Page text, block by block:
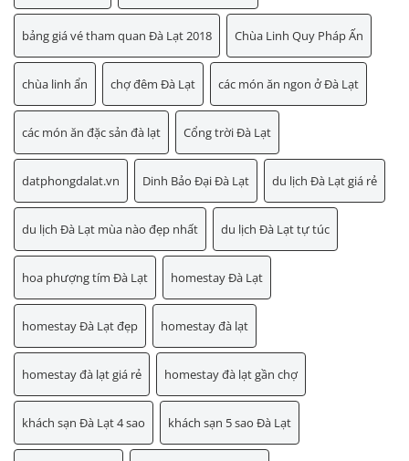
bảng giá vé tham quan Đà Lạt 2018 Chùa Linh Quy Pháp Ấn
chùa linh ẩn chợ đêm Đà Lạt các món ăn ngon ở Đà Lạt
các món ăn đặc sản đà lạt Cổng trời Đà Lạt
datphongdalat.vn Dinh Bảo Đại Đà Lạt du lịch Đà Lạt giá rẻ
du lịch Đà Lạt mùa nào đẹp nhất du lịch Đà Lạt tự túc
hoa phượng tím Đà Lạt homestay Đà Lạt
homestay Đà Lạt đẹp homestay đà lạt
homestay đà lạt giá rẻ homestay đà lạt gần chợ
khách sạn Đà Lạt 4 sao khách sạn 5 sao Đà Lạt